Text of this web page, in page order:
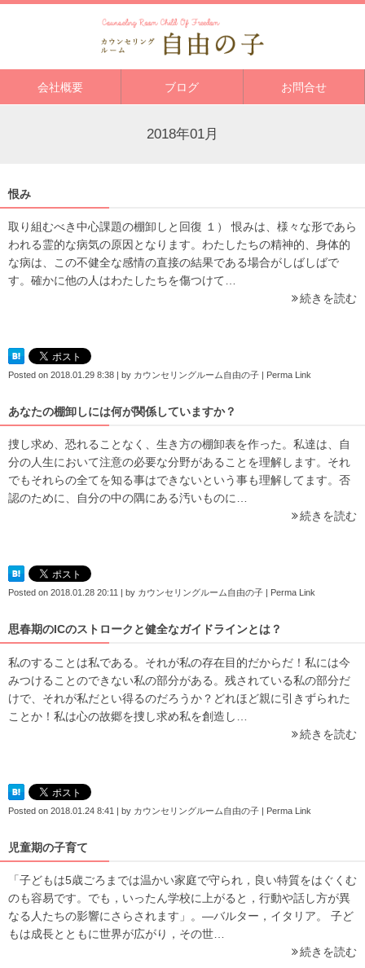
会社概要 ブログ お問合せ
2018年01月
恨み
取り組むべき中心課題の棚卸しと回復 １） 恨みは、様々な形であら
われる霊的な病気の原因となります。わたしたちの精神的、身体的
な病は、この不健全な感情の直接の結果である場合がしばしばで
す。確かに他の人はわたしたちを傷つけて…
続きを読む
Posted on 2018.01.29 8:38 | by カウンセリングルーム自由の子 | Perma Link
あなたの棚卸しには何が関係していますか？
捜し求め、恐れることなく、生き方の棚卸表を作った。私達は、自
分の人生において注意の必要な分野があることを理解します。それ
でもそれらの全てを知る事はできないという事も理解してます。否
認のために、自分の中の隅にある汚いものに…
続きを読む
Posted on 2018.01.28 20:11 by カウンセリングルーム自由の子 Perma Link
思春期のICのストロークと健全なガイドラインとは？
私のすることは私である。それが私の存在目的だからだ！私には今
みつけることのできない私の部分がある。残されている私の部分だ
けで、それが私だとい得るのだろうか？どれほど親に引きずられた
ことか！私は心の故郷を捜し求め私を創造し…
続きを読む
Posted on 2018.01.24 8:41 | by カウンセリングルーム自由の子 | Perma Link
児童期の子育て
「子どもは5歳ごろまでは温かい家庭で守られ，良い特質をはぐくむ
のも容易です。でも，いったん学校に上がると，行動や話し方が異
なる人たちの影響にさらされます」。―バルター，イタリア。 子ど
もは成長とともに世界が広がり，その世…
続きを読む